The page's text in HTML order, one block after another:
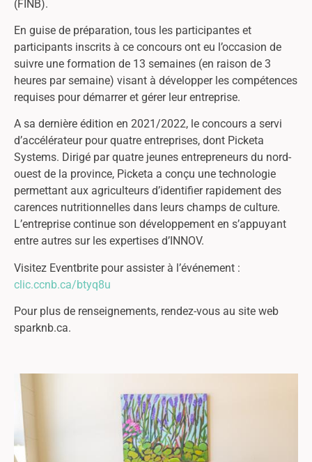
(FINB).
En guise de préparation, tous les participantes et
participants inscrits à ce concours ont eu l’occasion de
suivre une formation de 13 semaines (en raison de 3
heures par semaine) visant à développer les compétences
requises pour démarrer et gérer leur entreprise.
A sa dernière édition en 2021/2022, le concours a servi
d’accélérateur pour quatre entreprises, dont Picketa
Systems. Dirigé par quatre jeunes entrepreneurs du nord-
ouest de la province, Picketa a conçu une technologie
permettant aux agriculteurs d’identifier rapidement des
carences nutritionnelles dans leurs champs de culture.
L’entreprise continue son développement en s’appuyant
entre autres sur les expertises d’INNOV.
Visitez Eventbrite pour assister à l’événement :
clic.ccnb.ca/btyq8u
Pour plus de renseignements, rendez-vous au site web
sparknb.ca.